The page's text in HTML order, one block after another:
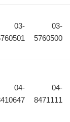
03-
5760500
03-
5760501
04-
8471111
04-
8410647